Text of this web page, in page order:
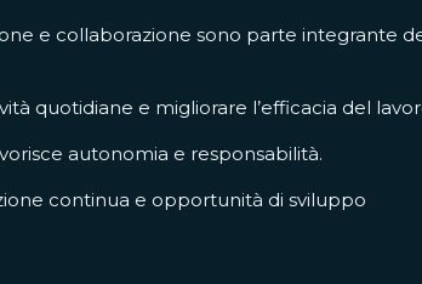
e collaborazione sono parte integrante
quotidiane e migliorare l’efficacia del
autonomia e responsabilità.
continua e opportunità di sviluppo